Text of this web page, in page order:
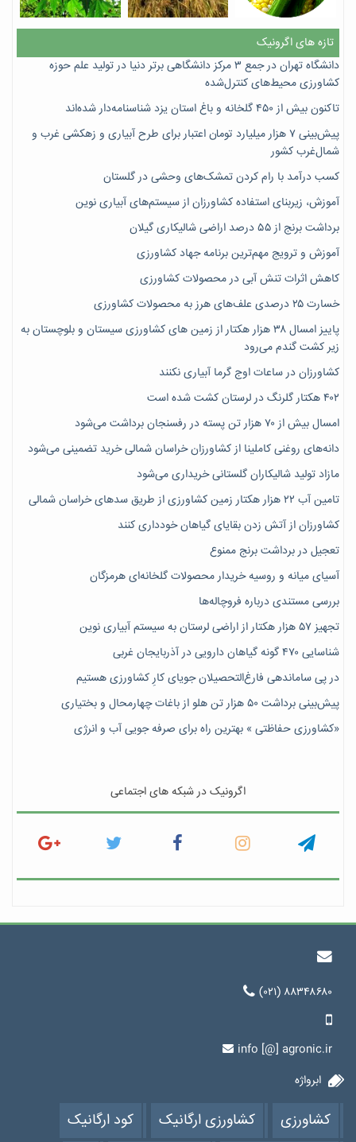
تازه های اگرونیک
دانشگاه تهران در جمع ۳ مرکز دانشگاهی برتر دنیا در تولید علم حوزه
کشاورزی محیط‌های کنترل‌شده
تاکنون بیش از ۴۵۰ گلخانه و باغ استان یزد شناسنامه‌دار شده‌اند
پیش‌بینی ۷‌ هزار میلیارد تومان اعتبار برای طرح آبیاری و زهکشی غرب و
شمال‌غرب کشور
کسب درآمد با رام کردن تمشک‌های وحشی در گلستان
آموزش، زیربنای استفاده کشاورزان از سیستم‌های آبیاری نوین
برداشت برنج از ۵۵ درصد اراضی شالیکاری گیلان
آموزش و ترویج مهم‌ترین برنامه جهاد کشاورزی
کاهش اثرات تنش آبی در محصولات کشاورزی
خسارت ۲۵ درصدی علف‌های هرز به محصولات کشاورزی
پاییز امسال ۳۸ هزار هکتار از زمین های کشاورزی سیستان و بلوچستان به
زیر کشت گندم می‌رود
کشاورزان در ساعات اوج گرما آبیاری نکنند
۴۰۲ هکتار گلرنگ در لرستان کشت شده است
امسال بیش از ۷۰ هزار تن پسته در رفسنجان برداشت می‌شود
دانه‌های روغنی کاملینا از کشاورزان خراسان شمالی خرید تضمینی می‌شود
مازاد تولید شالیکاران گلستانی خریداری می‌شود
تامین آب ۲۲ هزار هکتار زمین کشاورزی از طریق سدهای خراسان شمالی
کشاورزان از آتش زدن بقایای گیاهان خودداری کنند
تعجیل در برداشت برنج ممنوع
آسیای میانه و روسیه خریدار محصولات گلخانه‌ای هرمزگان
بررسی مستندی درباره فروچاله‌ها
تجهیز ۵۷ هزار هکتار از اراضی لرستان به سیستم آبیاری نوین
شناسایی ۴۷٠ گونه گیاهان دارویی در آذربایجان غربی
در پی ساماندهی فارغ‌التحصیلان جویای کارِ کشاورزی هستیم
پیش‎‌بینی برداشت ۵۰ هزار تن هلو از باغات چهارمحال و بختیاری
«کشاورزی حفاظتی » بهترین راه برای صرفه جویی آب و انرژی
اگرونیک در شبکه های اجتماعی
(۰۲۱) ۸۸۳۴۸۶۸۰
info [@] agronic.ir
ابرواژه
کشاورزی کشاورزی ارگانیک کود ارگانیک